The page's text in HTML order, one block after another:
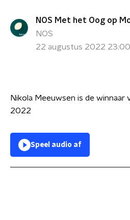
NOS Met het Oog op
NOS
22 augustus 2022
Nikola Meeuwsen is de
2022
Speel audio af